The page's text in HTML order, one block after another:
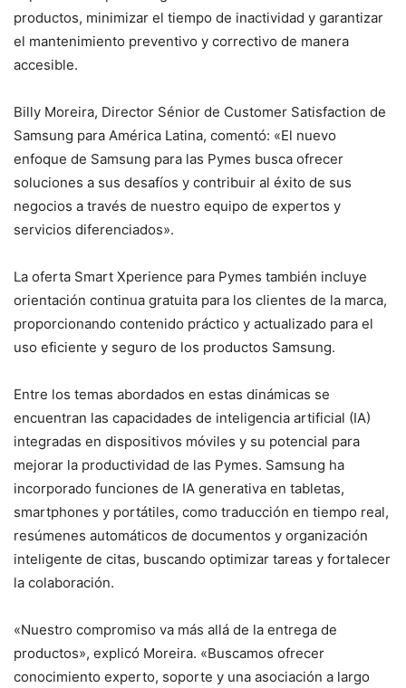
productos, minimizar el tiempo de inactividad y garantizar
el mantenimiento preventivo y correctivo de manera
accesible.
Billy Moreira, Director Sénior de Customer Satisfaction de
Samsung para América Latina, comentó: «El nuevo
enfoque de Samsung para las Pymes busca ofrecer
soluciones a sus desafíos y contribuir al éxito de sus
negocios a través de nuestro equipo de expertos y
servicios diferenciados».
La oferta Smart Xperience para Pymes también incluye
orientación continua gratuita para los clientes de la marca,
proporcionando contenido práctico y actualizado para el
uso eficiente y seguro de los productos Samsung.
Entre los temas abordados en estas dinámicas se
encuentran las capacidades de inteligencia artificial (IA)
integradas en dispositivos móviles y su potencial para
mejorar la productividad de las Pymes. Samsung ha
incorporado funciones de IA generativa en tabletas,
smartphones y portátiles, como traducción en tiempo real,
resúmenes automáticos de documentos y organización
inteligente de citas, buscando optimizar tareas y fortalecer
la colaboración.
«Nuestro compromiso va más allá de la entrega de
productos», explicó Moreira. «Buscamos ofrecer
conocimiento experto, soporte y una asociación a largo